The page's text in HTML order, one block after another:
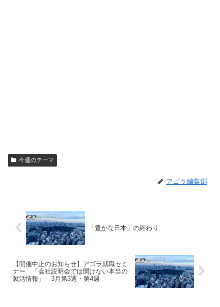
今週のテーマ
アゴラ編集部
「豊かな日本」の終わり
【開催中止のお知らせ】アゴラ就職セミ
ナー 「会社説明会では聞けない本当の
就活情報」 3月第3週・第4週